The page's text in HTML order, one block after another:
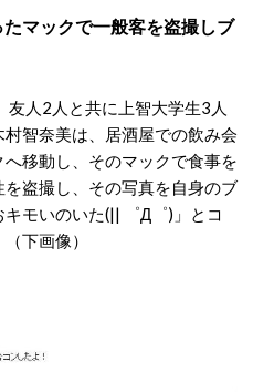
マックで一般客を盗撮しブ
人2人と共に上智大学生3人
智奈美は、居酒屋での飲み会
移動し、そのマックで食事を
盗撮し、その写真を自身のブ
モいのいた(|| ゜Д゜)」とコ
下画像）